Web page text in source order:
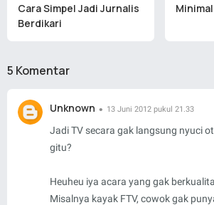
Cara Simpel Jadi Jurnalis
Berdikari
5 Komentar
Unknown 13 Juni 2012 pukul 21.33
Jadi TV secara gak langsung nyuci
gitu?
Heuheu iya acara yang gak
Misalnya kayak FTV, cowok gak